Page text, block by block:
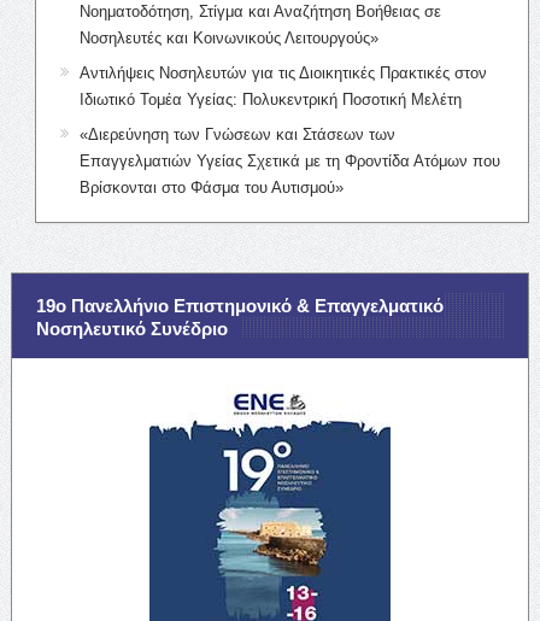
Νοηματοδότηση, Στίγμα και Αναζήτηση Βοήθειας σε
Νοσηλευτές και Κοινωνικούς Λειτουργούς»
Αντιλήψεις Νοσηλευτών για τις Διοικητικές Πρακτικές στον
Ιδιωτικό Τομέα Υγείας: Πολυκεντρική Ποσοτική Μελέτη
«Διερεύνηση των Γνώσεων και Στάσεων των
Επαγγελματιών Υγείας Σχετικά με τη Φροντίδα Ατόμων που
Βρίσκονται στο Φάσμα του Αυτισμού»
19ο Πανελλήνιο Επιστημονικό & Επαγγελματικό
Νοσηλευτικό Συνέδριο